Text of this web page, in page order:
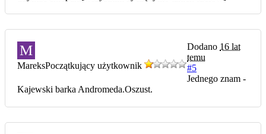
M
MareksPoczątkujący użytkownik
Dodano 16 lat
temu
#5
Jednego znam -
Kajewski barka Andromeda.Oszust.